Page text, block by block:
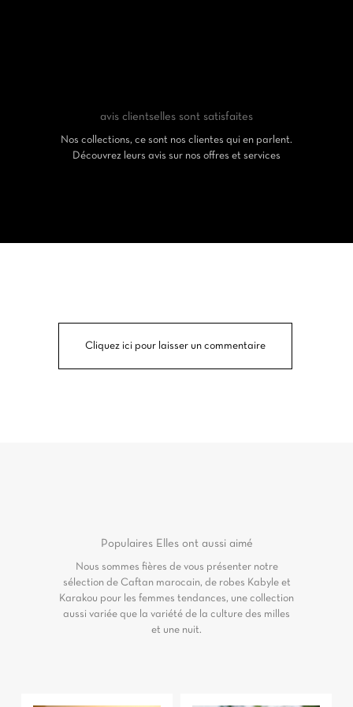
avis clientselles sont satisfaites
Nos collections, ce sont nos clientes qui en parlent.
Découvrez leurs avis sur nos offres et services
Cliquez ici pour laisser un commentaire
Populaires Elles ont aussi aimé
Nous sommes fières de vous présenter notre
sélection de Caftan marocain, de robes Kabyle et
Karakou pour les femmes tendances, une collection
aussi variée que la variété de la culture des milles
et une nuit.